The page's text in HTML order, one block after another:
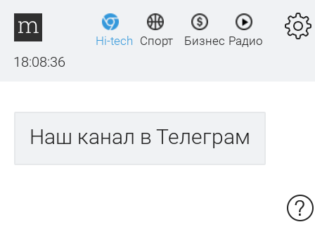
18:08:36
Hi-tech Спорт Бизнес Радио
Наш канал в Телеграм